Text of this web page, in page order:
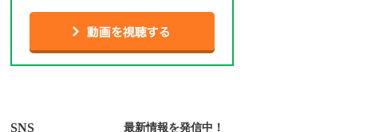
SNS 最新情報を発信中！